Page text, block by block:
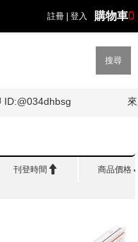
註冊 登入 購物車0
搜尋
刊登時間  商品價格